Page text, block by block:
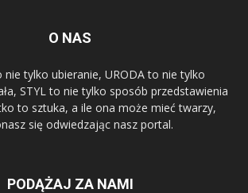
O NAS
tylko ubieranie, URODA to nie tylko
STYL to nie tylko sposób przedstawienia
to sztuka, a ile ona może mieć twarzy,
się odwiedzając nasz portal.
PODĄŻAJ ZA NAMI